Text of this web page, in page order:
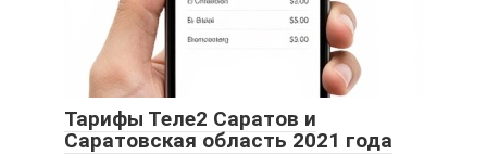
Тарифы Теле2 Саратов и
Саратовская область 2021 года